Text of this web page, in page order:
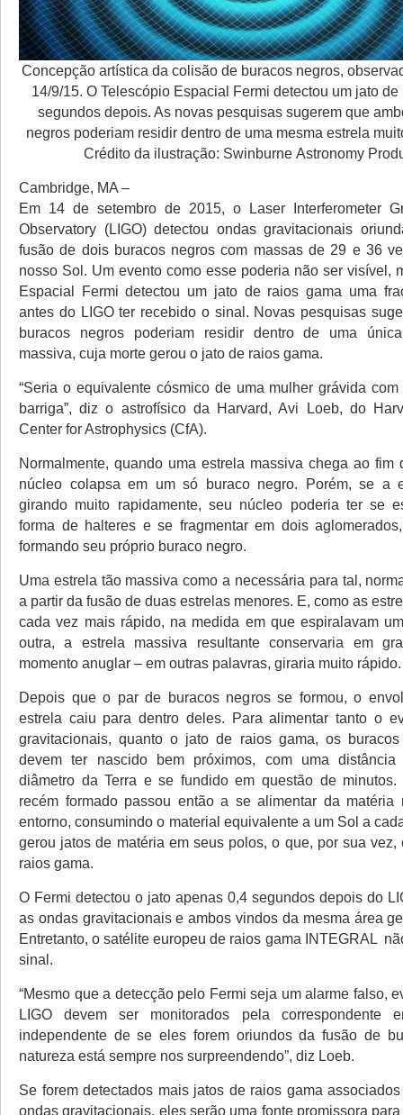
Concepção artística da colisão de buracos negros,
14/9/15. O Telescópio Espacial Fermi detectou um jato
segundos depois. As novas pesquisas sugerem que
negros poderiam residir dentro de uma mesma estrela
Crédito da ilustração: Swinburne Astronomy
Cambridge, MA –
Em 14 de setembro de 2015, o Laser Interferometer
Observatory (LIGO) detectou ondas gravitacionais
fusão de dois buracos negros com massas de 29 e 36
nosso Sol. Um evento como esse poderia não ser visível,
Espacial Fermi detectou um jato de raios gama uma
antes do LIGO ter recebido o sinal. Novas pesquisas
buracos negros poderiam residir dentro de uma
massiva, cuja morte gerou o jato de raios gama.
“Seria o equivalente cósmico de uma mulher grávida
barriga”, diz o astrofísico da Harvard, Avi Loeb, do
Center for Astrophysics (CfA).
Normalmente, quando uma estrela massiva chega ao fim
núcleo colapsa em um só buraco negro. Porém, se a
girando muito rapidamente, seu núcleo poderia ter se
forma de halteres e se fragmentar em dois
formando seu próprio buraco negro.
Uma estrela tão massiva como a necessária para tal,
a partir da fusão de duas estrelas menores. E, como as
cada vez mais rápido, na medida em que espiralavam
outra, a estrela massiva resultante conservaria em
momento anuglar – em outras palavras, giraria muito rápido.
Depois que o par de buracos negros se formou, o
estrela caiu para dentro deles. Para alimentar tanto o
gravitacionais, quanto o jato de raios gama, os
devem ter nascido bem próximos, com uma
diâmetro da Terra e se fundido em questão de
recém formado passou então a se alimentar da matéria
entorno, consumindo o material equivalente a um Sol a
gerou jatos de matéria em seus polos, o que, por sua vez,
raios gama.
O Fermi detectou o jato apenas 0,4 segundos depois do
as ondas gravitacionais e ambos vindos da mesma área
Entretanto, o satélite europeu de raios gama INTEGRAL
sinal.
“Mesmo que a detecção pelo Fermi seja um alarme falso,
LIGO devem ser monitorados pela correspondente
independente de se eles forem oriundos da fusão de
natureza está sempre nos surpreendendo”, diz Loeb.
Se forem detectados mais jatos de raios gama
ondas gravitacionais, eles serão uma fonte promissora